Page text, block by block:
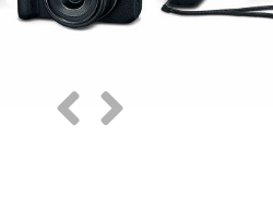
PrethodnaSlijedeća